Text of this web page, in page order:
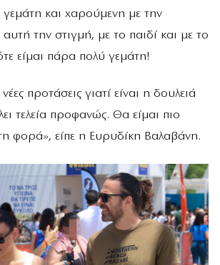
γεμάτη και χαρούμενη με την
την στιγμή, με το παιδί και με το
είμαι πάρα πολύ γεμάτη!
προτάσεις γιατί είναι η δουλειά
τελεία προφανώς. Θα είμαι πιο
τη φορά», είπε η Ευρυδίκη Βαλαβάνη.